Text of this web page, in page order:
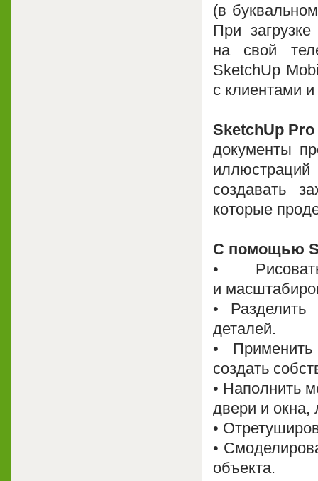
(в
При
на свой
SketchUp
с клиентами
SketchUp Pro
документы
создавать
которые
С помощью
•
и
•
деталей.
•
создать
• Наполнить
двери и окна,
•
•
объекта.